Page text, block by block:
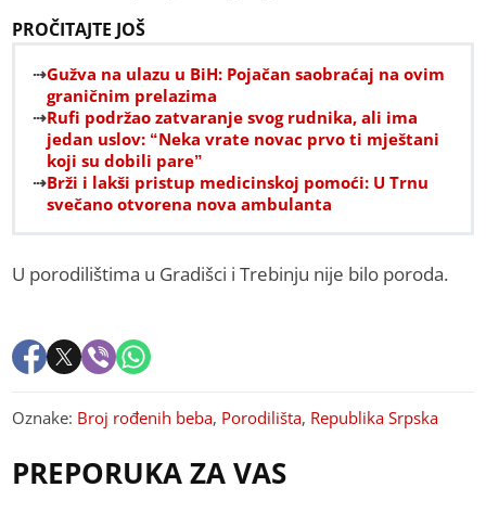
PROČITAJTE JOŠ
Gužva na ulazu u BiH: Pojačan saobraćaj na ovim
graničnim prelazima
Rufi podržao zatvaranje svog rudnika, ali ima
jedan uslov: “Neka vrate novac prvo ti mještani
koji su dobili pare”
Brži i lakši pristup medicinskoj pomoći: U Trnu
svečano otvorena nova ambulanta
U porodilištima u Gradišci i Trebinju nije bilo poroda.
Oznake: Broj rođenih beba, Porodilišta, Republika Srpska
PREPORUKA ZA VAS